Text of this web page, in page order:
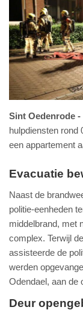
Sint Oedenrode
hulpdiensten rond
een appartement
Evacuatie
Naast de
politie-eenheden
middelbrand, met
complex. Terwijl
assisteerde de
werden
Odendael, aan de
Deur